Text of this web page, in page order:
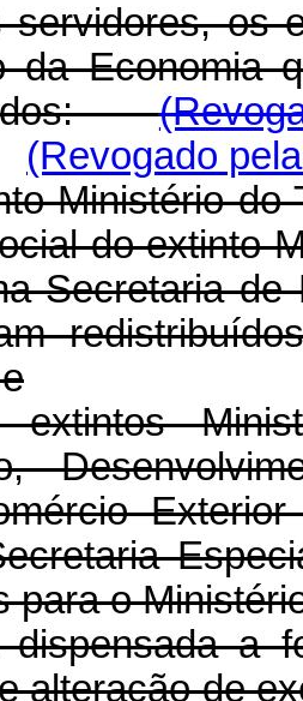
servidores, os
da Economia
(Revogado
Ministério do
do extinto
Secretaria de
para o
a
alteração de